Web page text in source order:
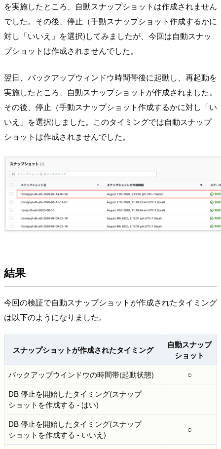
を実施したところ、自動スナップショットは作成されません
でした。その後、停止（手動スナップショット作成するかに
対し「いいえ」を選択)してみましたが、今回は自動スナッ
プショットは作成されませんでした。
翌日、バックアップウィンドウ時間帯後に起動し、再起動を
実施したところ、自動スナップショットが作成されました。
その後、停止（手動スナップショット作成するかに対し「い
いえ」を選択)しました。このタイミングでは自動スナップ
ショットは作成されませんでした。
結果
今回の検証で自動スナップショットが作成されたタイミング
は以下のようになりました。
スナップショットが作成されたタイミング
自動スナップ
ショット
バックアップウインドウの時間帯(起動状態)
○
DB 停止を開始したタイミング(スナップ
ショットを作成する - はい)
DB 停止を開始したタイミング(スナップ
ショットを作成する - いいえ)
○